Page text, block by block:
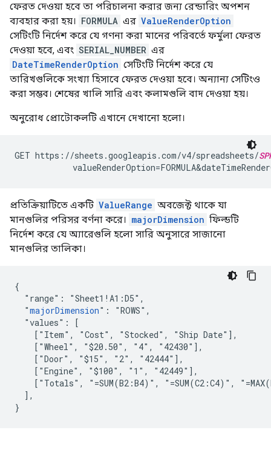
ফেরত দেওয়া হবে তা পরিচালনা করার জন্য রেন্ডারিং অপশন
ব্যবহার করা হয়। FORMULA এর ValueRenderOption
সেটিংটি নির্দেশ করে যে গণনা করা মানের পরিবর্তে ফর্মুলা ফেরত
দেওয়া হবে, এবং SERIAL_NUMBER এর
DateTimeRenderOption সেটিংটি নির্দেশ করে যে
তারিখগুলিকে সংখ্যা হিসাবে ফেরত দেওয়া হবে। অন্যান্য সেটিংও
করা সম্ভব। শেষের খালি সারি এবং কলামগুলি বাদ দেওয়া হয়।
অনুরোধ প্রোটোকলটি এখানে দেখানো হলো।
GET https://sheets.googleapis.com/v4/spreadsheets/
প্রতিক্রিয়াটিতে একটি ValueRange অবজেক্ট থাকে যা
মানগুলির পরিসর বর্ণনা করে। majorDimension ফিল্ডটি
নির্দেশ করে যে অ্যারেগুলি হলো সারি অনুসারে সাজানো
মানগুলির তালিকা।
{
  "range": "Sheet1!A1:D5",
  "
majorDimension": "ROWS",
  "values": [
    ["Item", "Cost", "Stocked", "Ship Date"],
    ["Wheel", "$20.50", "4", "42430"],
    ["Door", "$15", "2", "42444"],
    ["Engine", "$100", "1", "42449"],
["Totals", "=SUM(B2:B4)", "=SUM(C2:C4)",
  ],
}